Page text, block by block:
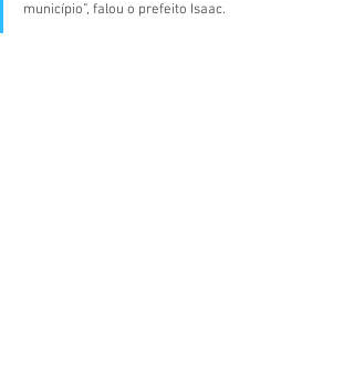
município”, falou o prefeito Isaac.